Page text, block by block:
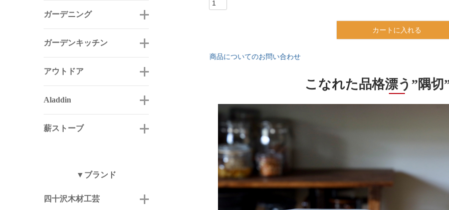
ガーデニング
ガーデンキッチン
アウトドア
Aladdin
薪ストーブ
▼ブランド
四十沢木材工芸
カートに入れる
商品についてのお問い合わせ
こなれた品格漂う”隅切